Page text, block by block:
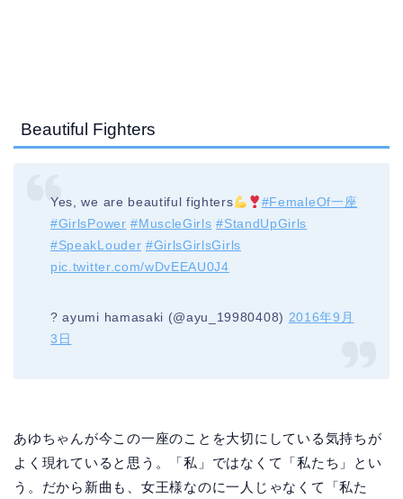
Beautiful Fighters
Yes, we are beautiful fighters
#FemaleOf一座
#GirlsPower #MuscleGirls #StandUpGirls
#SpeakLouder #GirlsGirlsGirls
pic.twitter.com/wDvEEAU0J4
? ayumi hamasaki (@ayu_19980408) 2016年9月
3日
あゆちゃんが今この一座のことを大切にしている気持ちが
よく現れていると思う。「私」ではなくて「私たち」とい
う。だから新曲も、女王様なのに一人じゃなくて「私た